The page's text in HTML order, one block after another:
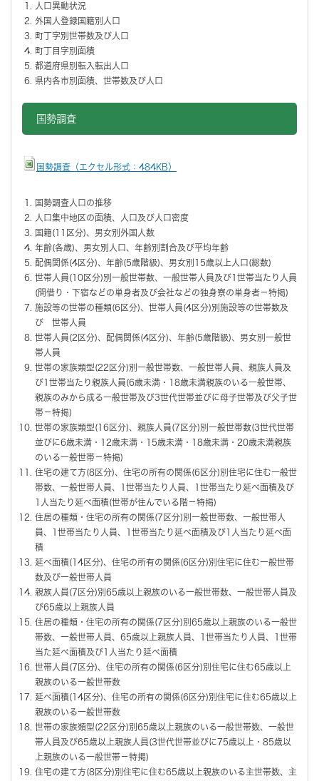
人口異動状況
外国人登録国籍別人口
町丁字別世帯数及び人口
町丁目字別面積
都道府県別転入転出人口
県内各市別面積、世帯数及び人口
国勢調査
国勢調査（エクセル形式：484KB）
国勢調査人口の推移
人口集中地区の面積、人口及び人口密度
国籍(11区分)、男女別外国人数
年齢(各歳)、男女別人口、年齢別割合及び平均年齢
配偶関係(4区分)、年齢(5歳階級)、男女別15歳以上人口(総数)
世帯人員(10区分)別一般世帯数、一般世帯人員及び1世帯当たり人員
(間借り・下宿などの単身者及び会社などの独身寮の単身者－特掲)
施設等の世帯の種類(6区分)、世帯人員(4区分)別施設等の世帯数及
び 世帯人員
世帯人員(2区分)、配偶関係(4区分)、年齢(5歳階級)、男女別一般世
帯人員
世帯の家族類型(22区分)別一般世帯数、一般世帯人員、親族人員及
び1世帯当たり親族人員(6歳未満・18歳未満親族のいる一般世帯、
親族のみから成る一般世帯及び3世代世帯並びに母子世帯及び父子世
帯－特掲)
世帯の家族類型(16区分)、親族人員(7区分)別一般世帯数(3世代世帯
並びに6歳未満・12歳未満・15歳未満・18歳未満・20歳未満親族
のいる一般世帯－特掲)
住宅の建て方(8区分)、住宅の所有の関係(6区分)別住宅に住む一般世
帯数、一般世帯人員、1世帯当たり人員、1世帯当たり延べ面積及び
1人当たり延べ面積(世帯が住んでいる階－特掲)
住居の種類・住宅の所有の関係(7区分)別一般世帯数、一般世帯人
員、1世帯当たり人員、1世帯当たり延べ面積及び1人当たり延べ面
積
延べ面積(14区分)、住宅の所有の関係(6区分)別住宅に住む一般世帯
数及び一般世帯人員
親族人員(7区分)別65歳以上親族のいる一般世帯数、一般世帯人員及
び65歳以上親族人員
住居の種類・住宅の所有の関係(7区分)別65歳以上親族のいる一般世
帯数、一般世帯人員、65歳以上親族人員、1世帯当たり人員、1世帯
当た延べ面積及び1人当たり延べ面積
世帯人員(7区分)、住宅の所有の関係(6区分)別住宅に住む65歳以上
親族のいる一般世帯数
延べ面積(14区分)、住宅の所有の関係(6区分)別住宅に住む65歳以上
親族のいる一般世帯数
世帯の家族類型(22区分)別65歳以上親族のいる一般世帯数、一般世
帯人員及び65歳以上親族人員(3世代世帯並びに75歳以上・85歳以
上親族のいる一般世帯－特掲)
住宅の建て方(8区分)別住宅に住む65歳以上親族のいる主世帯数、主